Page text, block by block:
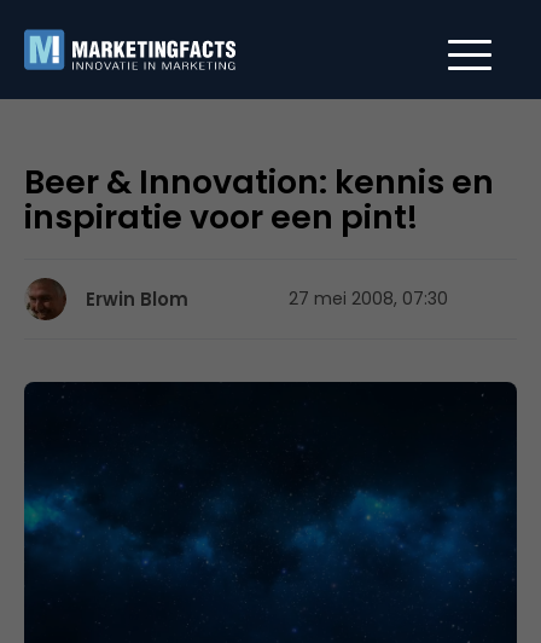
Beer & Innovation: kennis en
inspiratie voor een pint!
Erwin Blom 27 mei 2008, 07:30